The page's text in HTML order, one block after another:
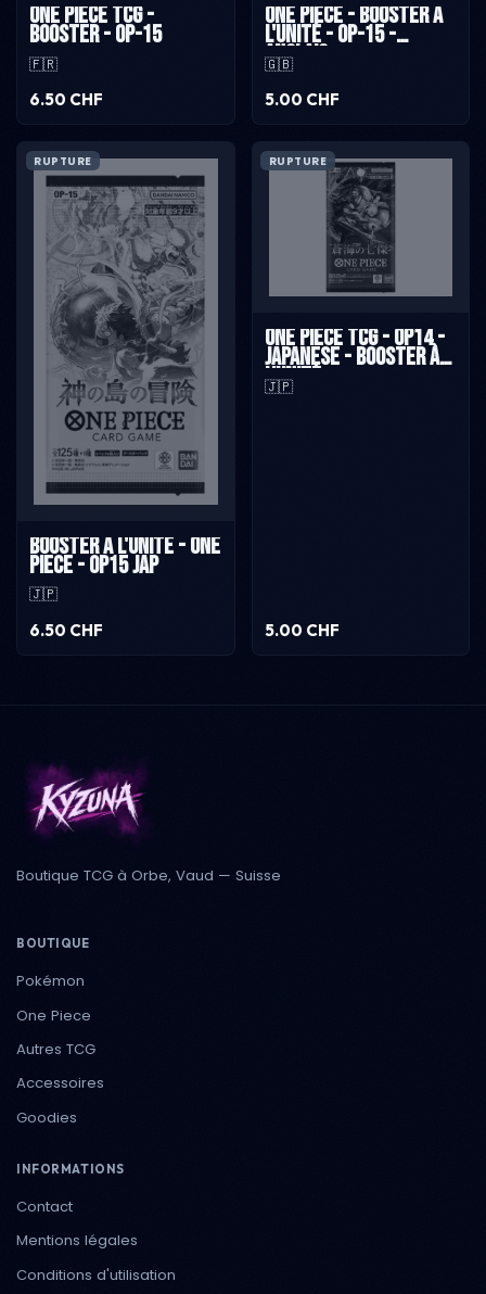
One Piece TCG -
Booster - OP-15
🇫🇷
6.50 CHF
One Piece - Booster à
l'unité - OP-15 -
Anglais
🇬🇧
5.00 CHF
RUPTURE
Booster à l'unité - One
Piece - OP15 JAP
🇯🇵
6.50 CHF
RUPTURE
One Piece TCG - OP14 -
Japanese - Booster à
l'unité
🇯🇵
5.00 CHF
Boutique TCG à Orbe, Vaud — Suisse
BOUTIQUE
Pokémon
One Piece
Autres TCG
Accessoires
Goodies
INFORMATIONS
Contact
Mentions légales
Conditions d'utilisation